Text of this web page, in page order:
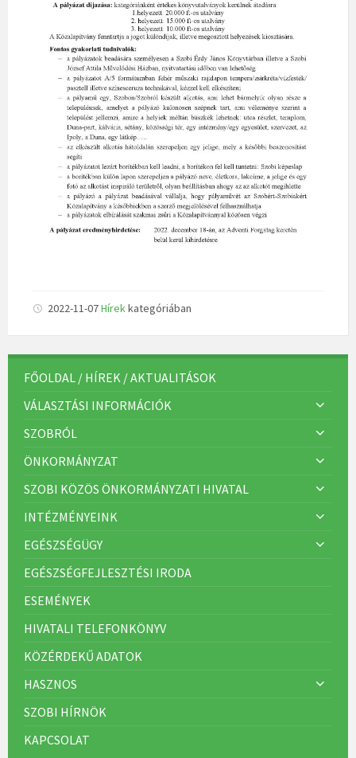
2022-11-07Hírekkategóriában
FŐOLDAL / HÍREK / AKTUALITÁSOK
VÁLASZTÁSI INFORMÁCIÓK
SZOBRÓL
ÖNKORMÁNYZAT
SZOBI KÖZÖS ÖNKORMÁNYZATI HIVATAL
INTÉZMÉNYEINK
EGÉSZSÉGÜGY
EGÉSZSÉGFEJLESZTÉSI IRODA
ESEMÉNYEK
HIVATALI TELEFONKÖNYV
KÖZÉRDEKŰ ADATOK
HASZNOS
SZOBI HÍRNÖK
KAPCSOLAT